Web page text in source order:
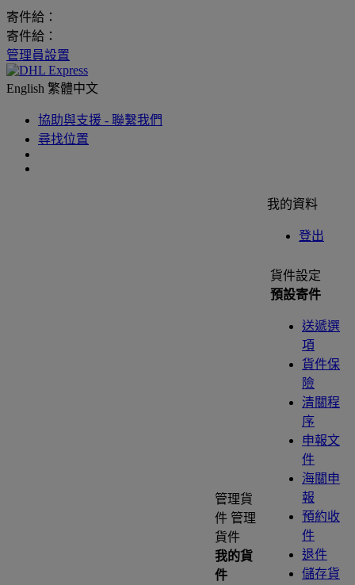
寄件給：
寄件給：
管理員設置
English 繁體中文
協助與支援 - 聯繫我們
尋找位置
我的資料
登出
管理貨
件 管理
貨件
我的貨
件
貨件設定
預設寄件
送遞選
項
貨件保
險
清關程
序
申報文
件
海關申
報
預約收
件
退件
儲存貨